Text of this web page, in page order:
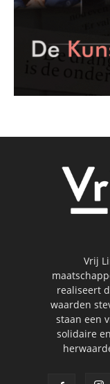
Vrij
realiseert
waarden
staan een
solidaire